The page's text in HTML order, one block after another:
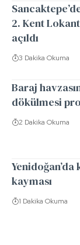
2. Kent
açıldı
3 Dakika Okuma
Baraj
dökülmesi
2 Dakika Okuma
kayması
1 Dakika Okuma